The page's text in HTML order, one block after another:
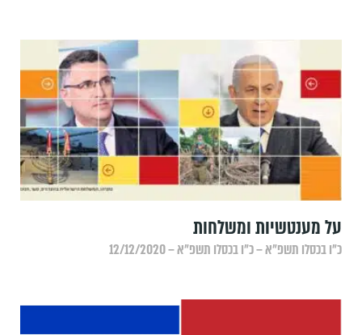
על מענטשיות ומשלחות
כ״ו בכסלו תשפ״א – כ״ו בכסלו תשפ״א – 12/12/2020